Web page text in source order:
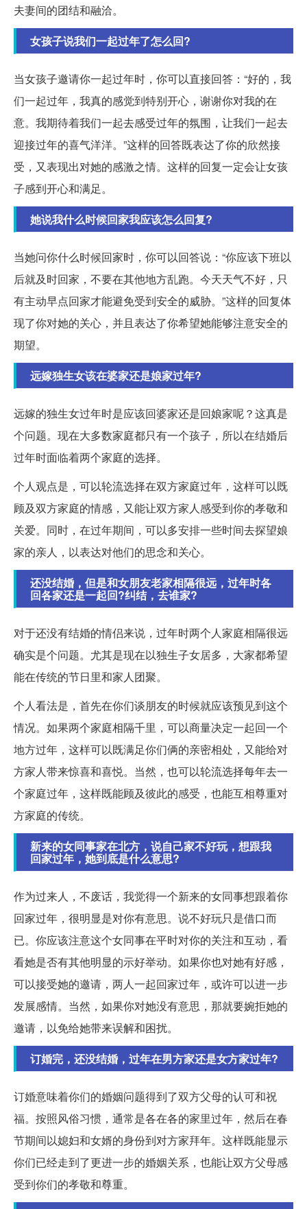
夫妻间的团结和融洽。
女孩子说我们一起过年了怎么回?
当女孩子邀请你一起过年时，你可以直接回答：“好的，我
们一起过年，我真的感觉到特别开心，谢谢你对我的在
意。我期待着我们一起去感受过年的氛围，让我们一起去
迎接过年的喜气洋洋。”这样的回答既表达了你的欣然接
受，又表现出对她的感激之情。这样的回复一定会让女孩
子感到开心和满足。
她说我什么时候回家我应该怎么回复?
当她问你什么时候回家时，你可以回答说：“你应该下班以
后就及时回家，不要在其他地方乱跑。今天天气不好，只
有主动早点回家才能避免受到安全的威胁。”这样的回复体
现了你对她的关心，并且表达了你希望她能够注意安全的
期望。
远嫁独生女该在婆家还是娘家过年?
远嫁的独生女过年时是应该回婆家还是回娘家呢？这真是
个问题。现在大多数家庭都只有一个孩子，所以在结婚后
过年时面临着两个家庭的选择。
个人观点是，可以轮流选择在双方家庭过年，这样可以既
顾及双方家庭的情感，又能让双方家人感受到你的孝敬和
关爱。同时，在过年期间，可以多安排一些时间去探望娘
家的亲人，以表达对他们的思念和关心。
还没结婚，但是和女朋友老家相隔很远，过年时各
回各家还是一起回?纠结，去谁家?
对于还没有结婚的情侣来说，过年时两个人家庭相隔很远
确实是个问题。尤其是现在以独生子女居多，大家都希望
能在传统的节日里和家人团聚。
个人看法是，首先在你们谈朋友的时候就应该预见到这个
情况。如果两个家庭相隔千里，可以商量决定一起回一个
地方过年，这样可以既满足你们俩的亲密相处，又能给对
方家人带来惊喜和喜悦。当然，也可以轮流选择每年去一
个家庭过年，这样既能顾及彼此的感受，也能互相尊重对
方家庭的传统。
新来的女同事家在北方，说自己家不好玩，想跟我
回家过年，她到底是什么意思?
作为过来人，不废话，我觉得一个新来的女同事想跟着你
回家过年，很明显是对你有意思。说不好玩只是借口而
已。你应该注意这个女同事在平时对你的关注和互动，看
看她是否有其他明显的示好举动。如果你也对她有好感，
可以接受她的邀请，两人一起回家过年，或许可以进一步
发展感情。当然，如果你对她没有意思，那就要婉拒她的
邀请，以免给她带来误解和困扰。
订婚完，还没结婚，过年在男方家还是女方家过年?
订婚意味着你们的婚姻问题得到了双方父母的认可和祝
福。按照风俗习惯，通常是各在各的家里过年，然后在春
节期间以媳妇和女婿的身份到对方家拜年。这样既能显示
你们已经走到了更进一步的婚姻关系，也能让双方父母感
受到你们的孝敬和尊重。